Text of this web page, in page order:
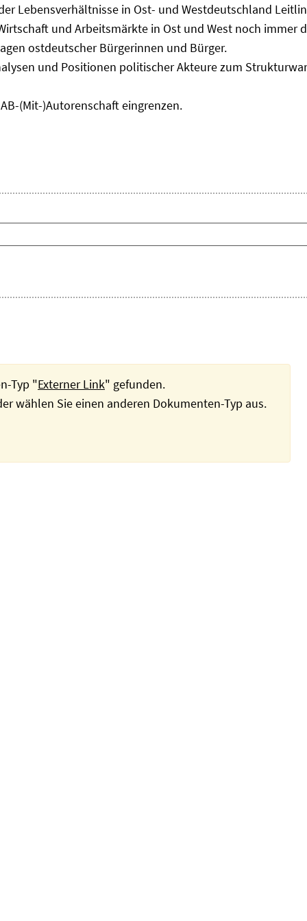
Lebensverhältnisse in Ost- und Westdeutschland
und Arbeitsmärkte in Ost und West noch
ostdeutscher Bürgerinnen und Bürger.
und Positionen politischer Akteure zum
(Mit-)Autorenschaft eingrenzen.
Typ "Externer Link" gefunden.
wählen Sie einen anderen Dokumenten-Typ aus.